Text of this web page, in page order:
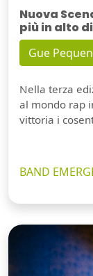
Nuova
più in alto
Gue
Nella terza
al mondo rap
vittoria i
BAND